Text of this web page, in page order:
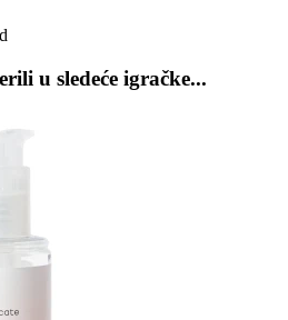
u sledeće igračke...